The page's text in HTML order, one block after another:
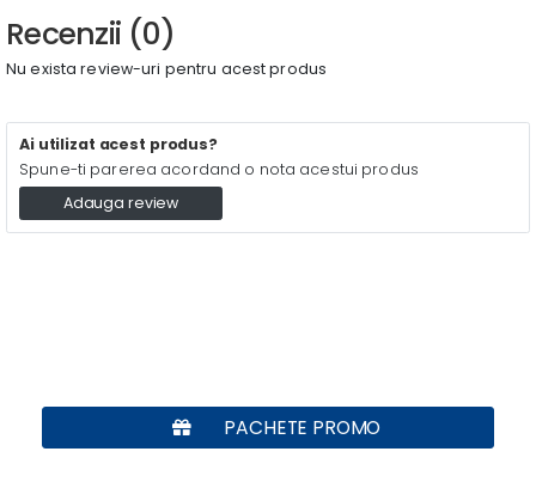
Recenzii (0)
Nu exista review-uri pentru acest produs
Ai utilizat acest produs?
Spune-ti parerea acordand o nota acestui produs
Adauga review
PACHETE PROMO